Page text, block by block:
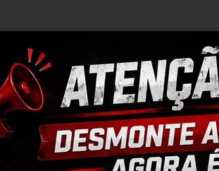
A COMPRA, ISSO EVITA